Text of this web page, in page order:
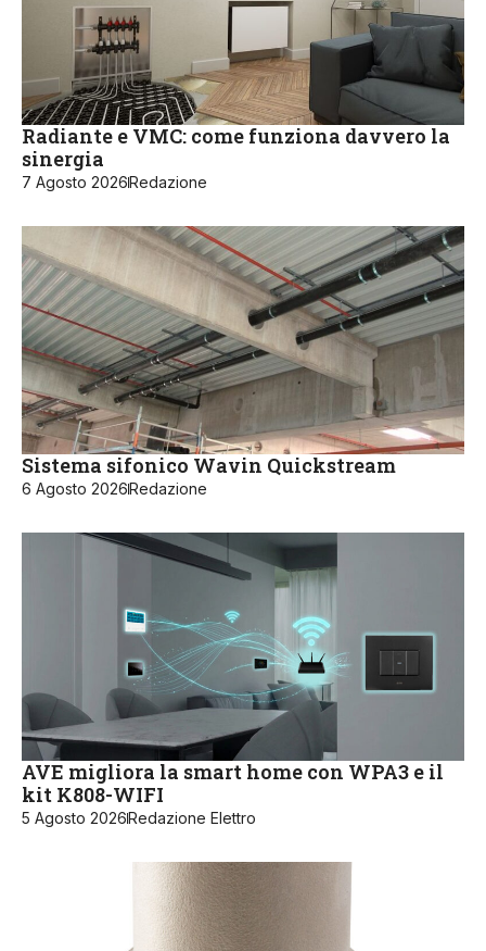
Radiante e VMC: come funziona davvero la
sinergia
7 Agosto 2026Redazione
Sistema sifonico Wavin Quickstream
6 Agosto 2026Redazione
AVE migliora la smart home con WPA3 e il
kit K808-WIFI
5 Agosto 2026Redazione Elettro